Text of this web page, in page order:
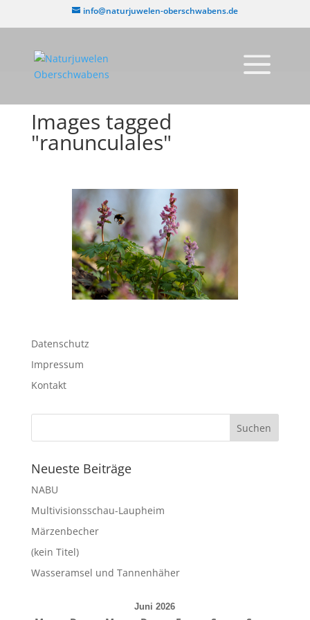
info@naturjuwelen-oberschwabens.de
Images tagged
"ranunculales"
Datenschutz
Impressum
Kontakt
Neueste Beiträge
NABU
Multivisionsschau-Laupheim
Märzenbecher
(kein Titel)
Wasseramsel und Tannenhäher
Juni 2026